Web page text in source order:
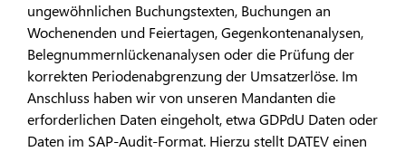
ungewöhnlichen Buchungstexten, Buchungen an
Wochenenden und Feiertagen, Gegenkontenanalysen,
Belegnummernlückenanalysen oder die Prüfung der
korrekten Periodenabgrenzung der Umsatzerlöse. Im
Anschluss haben wir von unseren Mandanten die
erforderlichen Daten eingeholt, etwa GDPdU Daten oder
Daten im SAP-Audit-Format. Hierzu stellt DATEV einen